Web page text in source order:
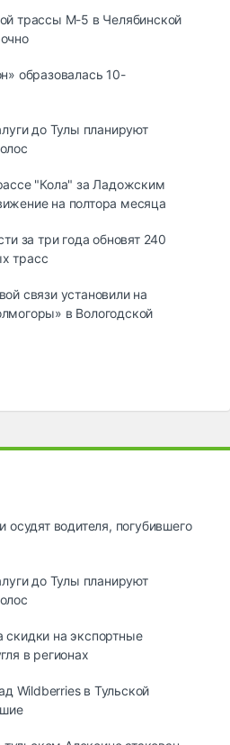
трассы М-5 в Челябинской
образовалась 10-
до Тулы планируют
"Кола" за Ладожским
на полтора месяца
за три года обновят 240
трасс
связи установили на
в Вологодской
осудят водителя, погубившего
до Тулы планируют
на экспортные
в регионах
Wildberries в Тульской